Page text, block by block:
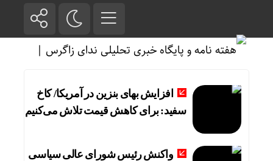
افزایش بهای بنزین در آمریکا/ کاخ
سفید: برای کاهش قیمت تلاش می‌کنیم
واکنش رئیس شورای عالی سیاسی